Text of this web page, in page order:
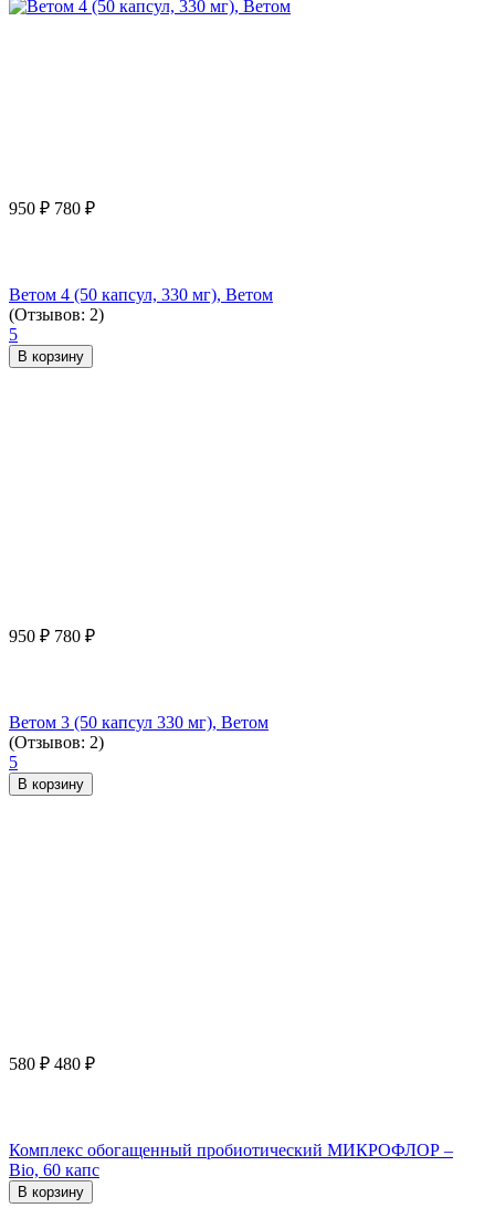
950 ₽ 780 ₽
Ветом 4 (50 капсул, 330 мг), Ветом
(Отзывов: 2)
5
В корзину
950 ₽ 780 ₽
Ветом 3 (50 капсул 330 мг), Ветом
(Отзывов: 2)
5
В корзину
580 ₽ 480 ₽
Комплекс обогащенный пробиотический МИКРОФЛОР –
Bio, 60 капс
В корзину